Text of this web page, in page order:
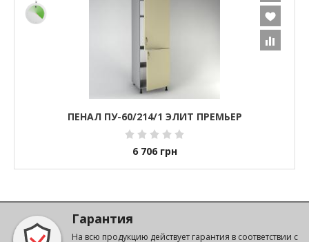
ПЕНАЛ ПУ-60/214/1 ЭЛИТ ПРЕМЬЕР
6 706 грн
Гарантия
На всю продукцию действует гарантия в соответствии с